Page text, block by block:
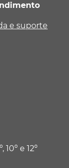
e suporte
10º e 12º